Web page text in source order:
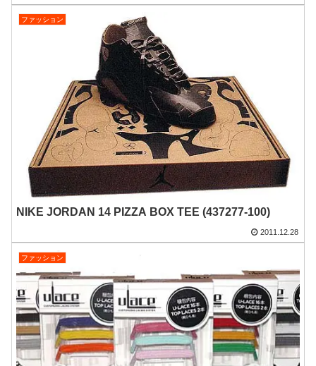
ファッション
NIKE JORDAN 14 PIZZA BOX TEE (437277-100)
2011.12.28
ファッション